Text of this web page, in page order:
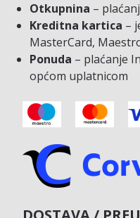
Otkupnina –
Kreditna kartica –
MasterCard,
Ponuda – plaćanje
općom uplatnicom